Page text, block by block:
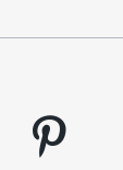
pinterest